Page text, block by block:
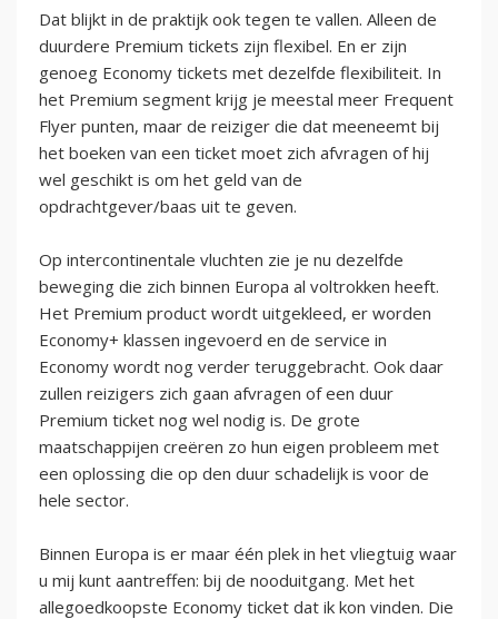
Dat blijkt in de praktijk ook tegen te vallen. Alleen de
duurdere Premium tickets zijn flexibel. En er zijn
genoeg Economy tickets met dezelfde flexibiliteit. In
het Premium segment krijg je meestal meer Frequent
Flyer punten, maar de reiziger die dat meeneemt bij
het boeken van een ticket moet zich afvragen of hij
wel geschikt is om het geld van de
opdrachtgever/baas uit te geven.
Op intercontinentale vluchten zie je nu dezelfde
beweging die zich binnen Europa al voltrokken heeft.
Het Premium product wordt uitgekleed, er worden
Economy+ klassen ingevoerd en de service in
Economy wordt nog verder teruggebracht. Ook daar
zullen reizigers zich gaan afvragen of een duur
Premium ticket nog wel nodig is. De grote
maatschappijen creëren zo hun eigen probleem met
een oplossing die op den duur schadelijk is voor de
hele sector.
Binnen Europa is er maar één plek in het vliegtuig waar
u mij kunt aantreffen: bij de nooduitgang. Met het
allegoedkoopste Economy ticket dat ik kon vinden. Die